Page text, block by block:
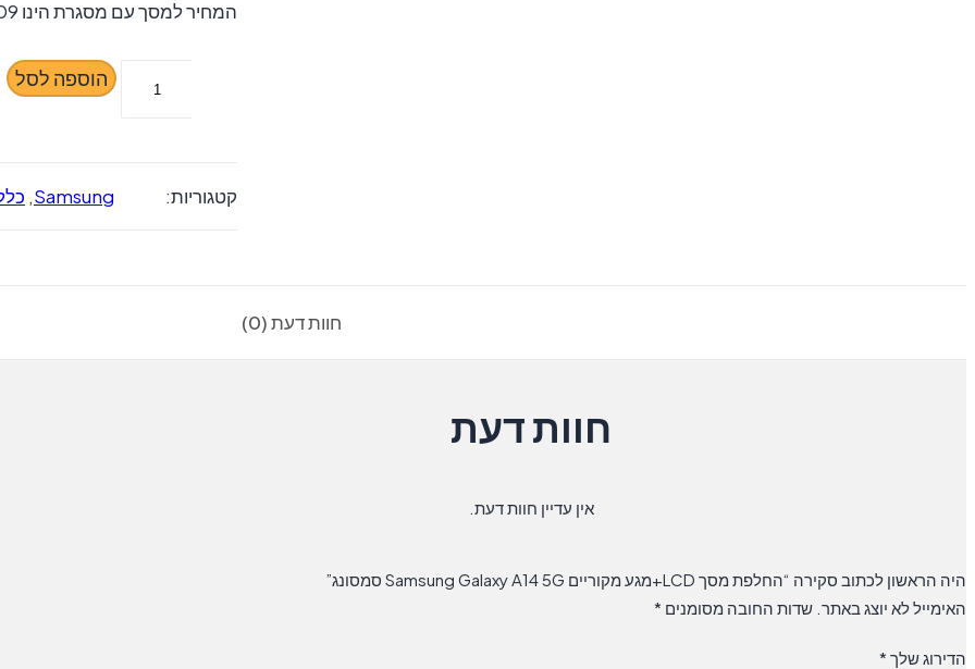
המחיר למסך עם מסגרת הינו 309 שח
LCD+מגע
הוספה לסל
קטגוריות: Samsung
,
חוות דעת (0)
חוות דעת
אין עדיין חוות דעת.
היה הראשון לכתוב סקירה “החלפת מסך LCD+מגע מקוריים Samsung Galaxy A14 5G סמסונג”
האימייל לא יוצג באתר. שדות החובה מסומנים *
הדירוג שלך *